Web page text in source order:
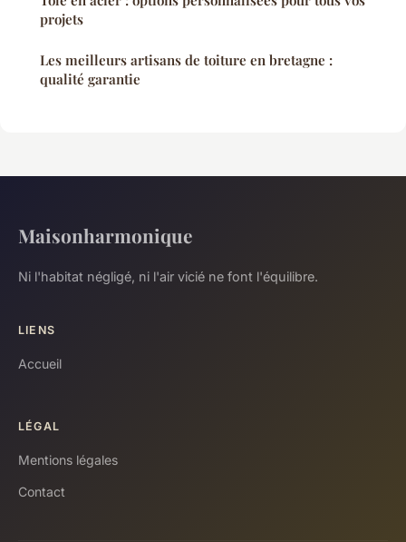
projets
Les meilleurs artisans de toiture en bretagne :
qualité garantie
Maisonharmonique
Ni l'habitat négligé, ni l'air vicié ne font l'équilibre.
LIENS
Accueil
LÉGAL
Mentions légales
Contact